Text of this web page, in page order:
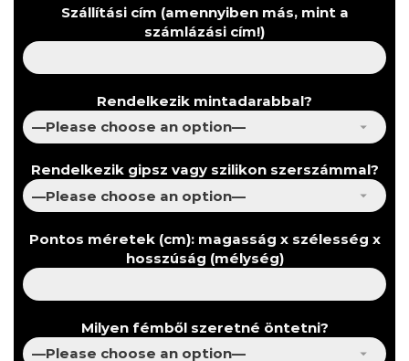
Szállítási cím (amennyiben más, mint a
számlázási cím!)
Rendelkezik mintadarabbal?
Rendelkezik gipsz vagy szilikon szerszámmal?
Pontos méretek (cm): magasság x szélesség x
hosszúság (mélység)
Milyen fémből szeretné öntetni?